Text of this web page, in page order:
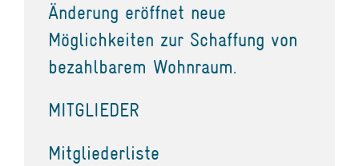
Änderung eröffnet neue
Möglichkeiten zur Schaffung von
bezahlbarem Wohnraum.
MITGLIEDER
Mitgliederliste